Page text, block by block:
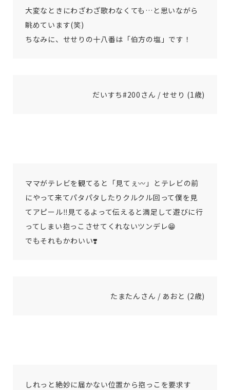
大変なときにわざわざ歌わなくても…と思いながら
眺めています(笑)
ちなみに、せせりの十八番は「伯方の塩」です！
だいすち#200さん / せせり (1歳)
ママがテレビを観てると「見てぇ〰️」とテレビの前
にやって来てパタパタしたりクルクル回って僕を見
てアピール‼️見てるよって伝えると満足して遊びに行
ってしまい抱っこさせてくれないツンデレ😁
でもそれもかわいい❣️
たまたんさん / あおと (2歳)
しれっと絶妙に届かない位置から抱っこを要求す